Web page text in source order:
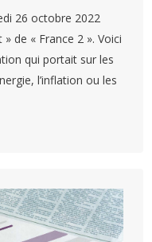
26 octobre 2022
» de « France 2 ». Voici
qui portait sur les
l’inflation ou les